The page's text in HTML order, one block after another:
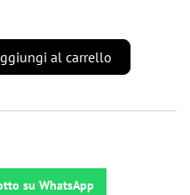
al carrello
su WhatsApp